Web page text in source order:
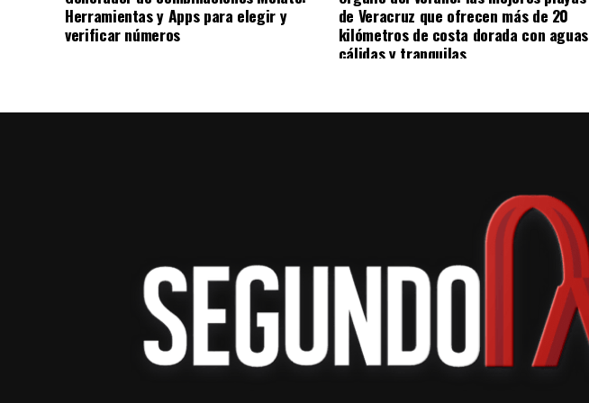
resultado de las investigaciones correspondientes.
Herramientas y Apps para elegir y
verificar números
de Veracruz que ofrecen más de 20
kilómetros de costa dorada con aguas
cálidas y tranquilas